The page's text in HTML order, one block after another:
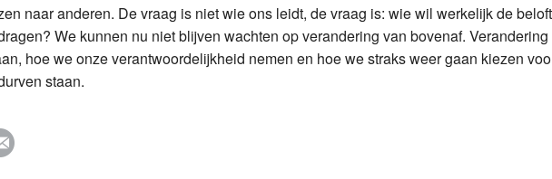
naar anderen. De vraag is niet wie ons leidt, de vraag is: wie wil werkelijk de
We kunnen nu niet blijven wachten op verandering van bovenaf.
hoe we onze verantwoordelijkheid nemen en hoe we straks weer gaan kiezen
staan.